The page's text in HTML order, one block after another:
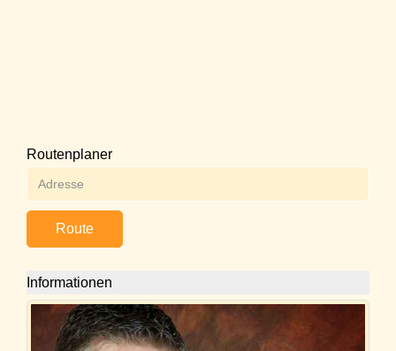
Routenplaner
Route
Informationen